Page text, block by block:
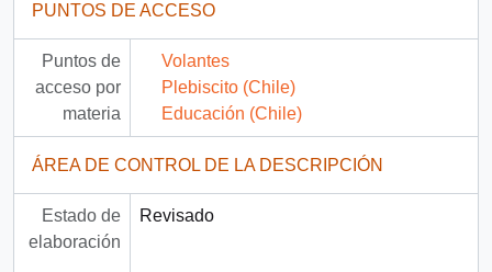
PUNTOS DE ACCESO
Puntos de
acceso por
materia
Volantes
Plebiscito (Chile)
Educación (Chile)
ÁREA DE CONTROL DE LA DESCRIPCIÓN
Estado de
elaboración
Revisado